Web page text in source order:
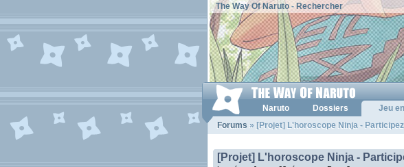
The Way Of Naruto- Rechercher
Naruto Dossiers Jeu
Forums » [Projet] L'horoscope Ninja -
[Projet] L'horoscope Ninja -